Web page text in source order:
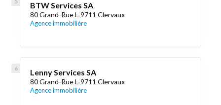
BTW Services SA
80 Grand-Rue L-9711 Clervaux
Agence immobilière
Lenny Services SA
80 Grand-Rue L-9711 Clervaux
Agence immobilière